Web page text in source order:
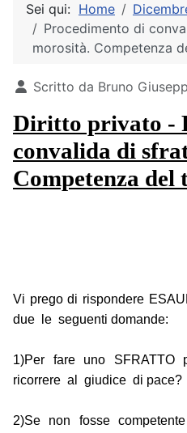
Sei qui: Home
Procedimento di
morosità. Competenza
Dettagli
Scritto da Bruno
Diritto privato -
convalida di
Competenza del
Vi prego di rispondere
due le seguenti domande:
1)Per fare uno
ricorrere al giudice di pace?
2)Se non fosse